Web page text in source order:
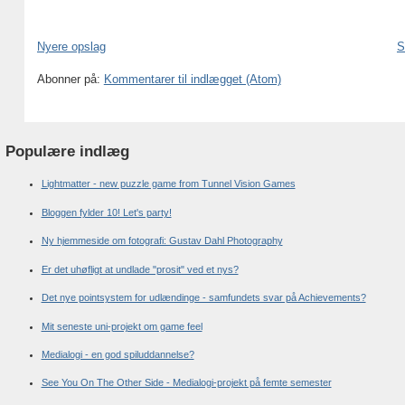
Nyere opslag
Abonner på: Kommentarer til indlægget (Atom)
Populære indlæg
Lightmatter - new puzzle game from Tunnel Vision Games
Bloggen fylder 10! Let's party!
Ny hjemmeside om fotografi: Gustav Dahl Photography
Er det uhøfligt at undlade "prosit" ved et nys?
Det nye pointsystem for udlændinge - samfundets svar på Achievements?
Mit seneste uni-projekt om game feel
Medialogi - en god spiluddannelse?
See You On The Other Side - Medialogi-projekt på femte semester